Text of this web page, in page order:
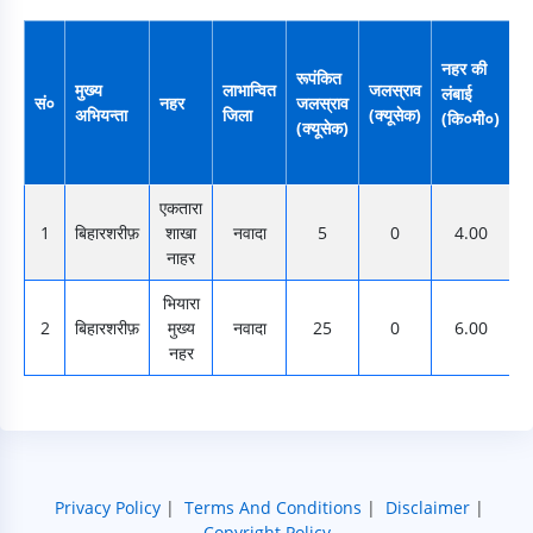
सं०
मुख्य
अभियन्ता
नहर
लाभान्वित
जिला
रूपंकित
जलस्राव
(क्यूसेक)
जलस्राव
(क्यूसेक)
नहर की
लंबाई
(कि०मी०)
1 बिहारशरीफ़
एकतारा
शाखा
नाहर
नवादा 5 0 4.00
2 बिहारशरीफ़
भियारा
मुख्य
नहर
नवादा 25 0 6.00
Privacy Policy | Terms And Conditions | Disclaimer |